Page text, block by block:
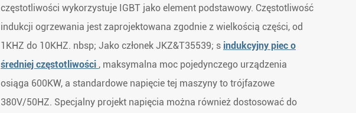
częstotliwości wykorzystuje IGBT jako element podstawowy. Częstotliwość
indukcji ogrzewania jest zaprojektowana zgodnie z wielkością części, od
1KHZ do 10KHZ. nbsp; Jako członek JKZ&T35539; s indukcyjny piec o
średniej częstotliwości , maksymalna moc pojedynczego urządzenia
osiąga 600KW, a standardowe napięcie tej maszyny to trójfazowe
380V/50HZ. Specjalny projekt napięcia można również dostosować do